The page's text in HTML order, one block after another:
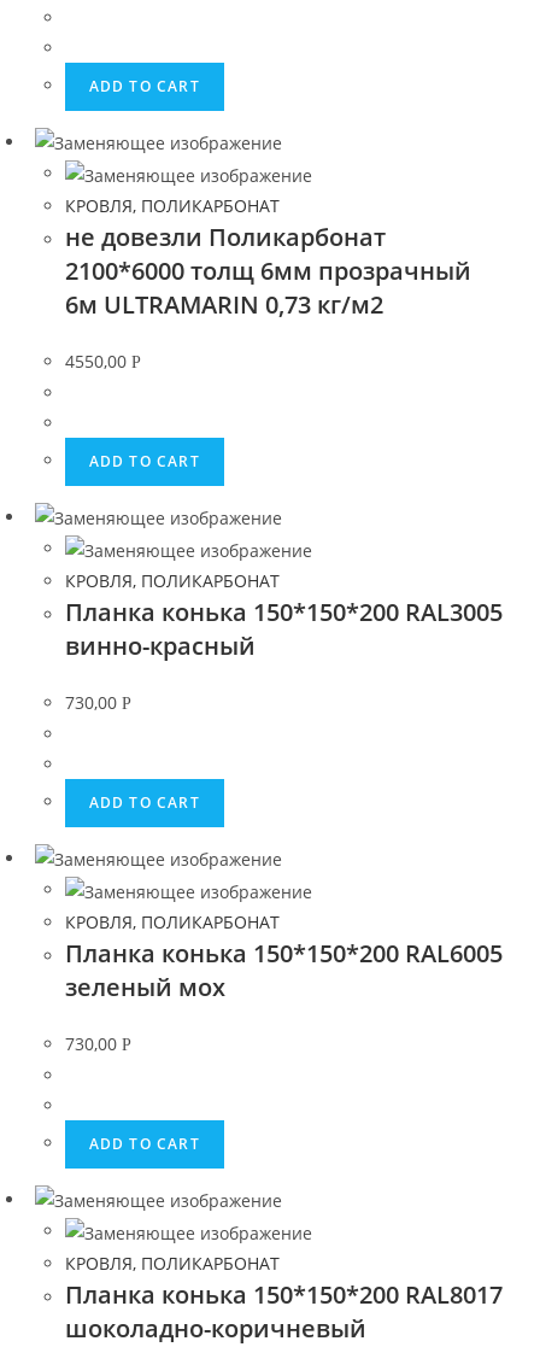
ADD TO CART
КРОВЛЯ, ПОЛИКАРБОНАТ
не довезли Поликарбонат
2100*6000 толщ 6мм прозрачный
6м ULTRAMARIN 0,73 кг/м2
4550,00 Р
ADD TO CART
КРОВЛЯ, ПОЛИКАРБОНАТ
Планка конька 150*150*200 RAL3005
винно-красный
730,00 Р
ADD TO CART
КРОВЛЯ, ПОЛИКАРБОНАТ
Планка конька 150*150*200 RAL6005
зеленый мох
730,00 Р
ADD TO CART
КРОВЛЯ, ПОЛИКАРБОНАТ
Планка конька 150*150*200 RAL8017
шоколадно-коричневый